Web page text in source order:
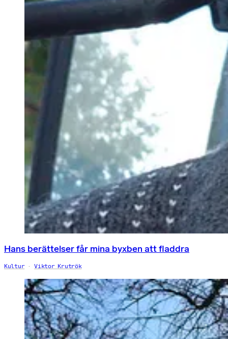
Hans berättelser får mina byxben att fladdra
Kultur Viktor Krutrök